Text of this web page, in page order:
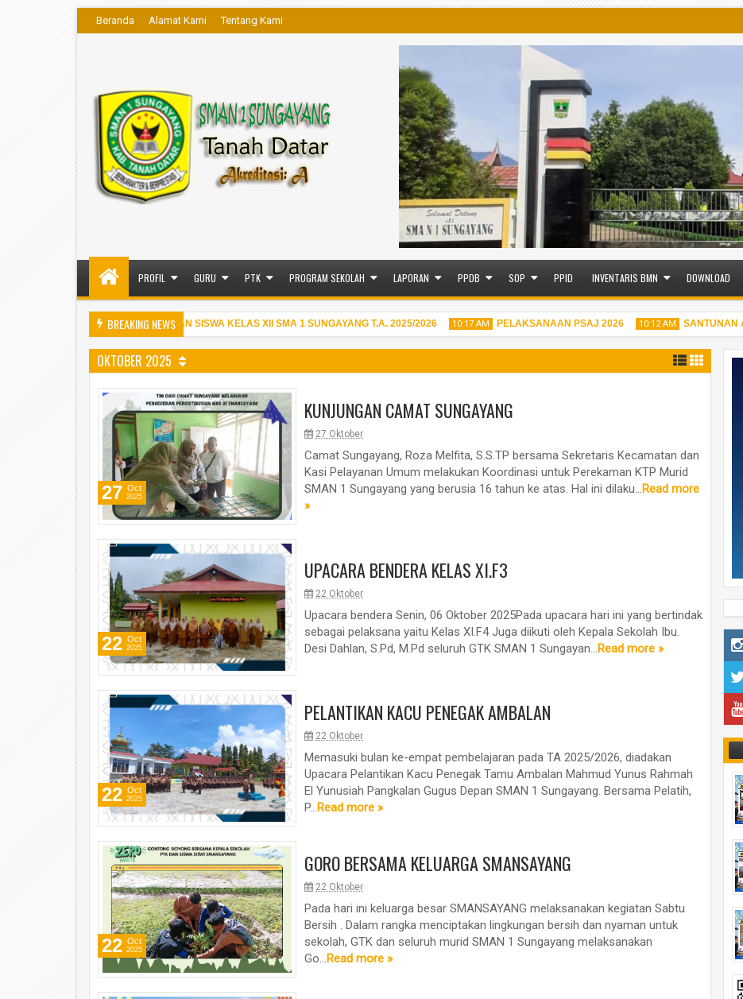
Beranda Alamat Kami Tentang Kami
PROFIL GURU PTK PROGRAM SEKOLAH LAPORAN PPDB SOP PPID INVENTARIS BMN DOWNLOAD
BREAKING NEWS
PENGUMUMAN KELULUSAN SISWA KELAS XII SMA 1 SUNGAYANG T.A. 2025/2026 10:17 AM PELAKSANAAN PSAJ 2026 10:12 AM SANTUNAN
OKTOBER 2025
KUNJUNGAN CAMAT SUNGAYANG
27 Oktober
Camat Sungayang, Roza Melfita, S.S.TP bersama Sekretaris Kecamatan dan
Kasi Pelayanan Umum melakukan Koordinasi untuk Perekaman KTP Murid
SMAN 1 Sungayang yang berusia 16 tahun ke atas. Hal ini dilaku...Read more
»
27 Oct
2025
UPACARA BENDERA KELAS XI.F3
22 Oktober
Upacara bendera Senin, 06 Oktober 2025Pada upacara hari ini yang bertindak
sebagai pelaksana yaitu Kelas XI.F4 Juga diikuti oleh Kepala Sekolah Ibu.
Desi Dahlan, S.Pd, M.Pd seluruh GTK SMAN 1 Sungayan...Read more »
22 Oct
2025
PELANTIKAN KACU PENEGAK AMBALAN
22 Oktober
Memasuki bulan ke-empat pembelajaran pada TA 2025/2026, diadakan
Upacara Pelantikan Kacu Penegak Tamu Ambalan Mahmud Yunus Rahmah
El Yunusiah Pangkalan Gugus Depan SMAN 1 Sungayang. Bersama Pelatih,
P...Read more »
22 Oct
2025
GORO BERSAMA KELUARGA SMANSAYANG
22 Oktober
Pada hari ini keluarga besar SMANSAYANG melaksanakan kegiatan Sabtu
Bersih . Dalam rangka menciptakan lingkungan bersih dan nyaman untuk
sekolah, GTK dan seluruh murid SMAN 1 Sungayang melaksanakan
Go...Read more »
22 Oct
2025